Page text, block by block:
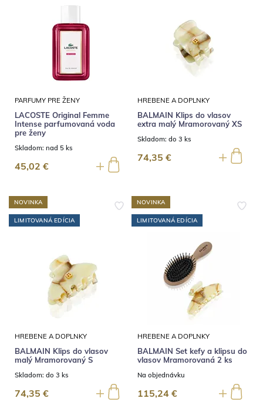
PARFUMY PRE ŽENY
LACOSTE Original Femme
Intense parfumovaná voda
pre ženy
Skladom: nad 5 ks
45,02 €
HREBENE A DOPLNKY
BALMAIN Klips do vlasov
extra malý Mramorovaný XS
Skladom: do 3 ks
74,35 €
NOVINKA
LIMITOVANÁ EDÍCIA
HREBENE A DOPLNKY
BALMAIN Klips do vlasov
malý Mramorovaný S
Skladom: do 3 ks
74,35 €
NOVINKA
LIMITOVANÁ EDÍCIA
HREBENE A DOPLNKY
BALMAIN Set kefy a klipsu do
vlasov Mramorovaná 2 ks
Na objednávku
115,24 €